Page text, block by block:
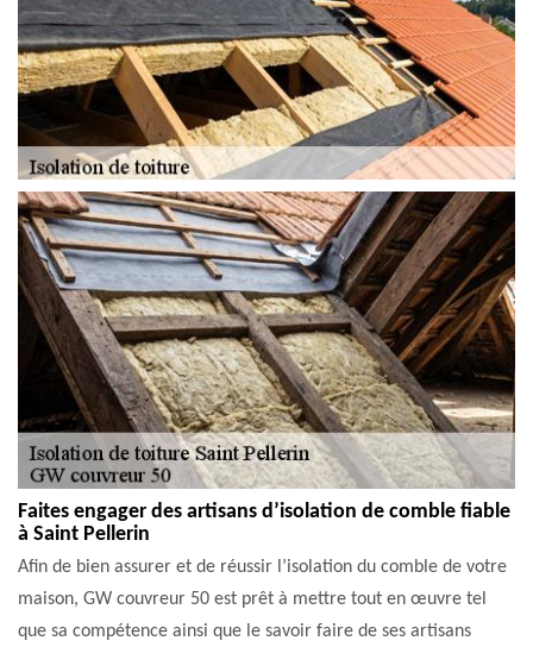
Faites engager des artisans d’isolation de comble fiable
à Saint Pellerin
Afin de bien assurer et de réussir l’isolation du comble de votre
maison, GW couvreur 50 est prêt à mettre tout en œuvre tel
que sa compétence ainsi que le savoir faire de ses artisans